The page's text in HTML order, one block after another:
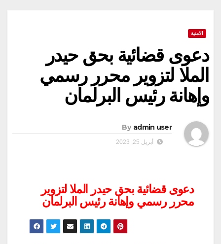
الامنية
دعوى قضائية بحق حيدر
الملا لتزوير محرر رسمي
وإهانة رئيس البرلمان
By admin user
أبريل 25, 2023
دعوى قضائية بحق حيدر الملا لتزوير
محرر رسمي وإهانة رئيس البرلمان